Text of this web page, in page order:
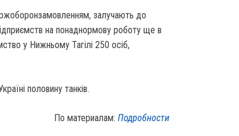
залучають до
на понаднормову роботу ще в
у Нижньому Тагілі 250 осіб,
половину танків.
По материалам:Подробности